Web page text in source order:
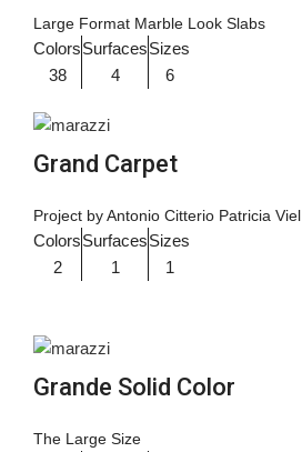
Large Format Marble Look Slabs
Colors
38
Surfaces
4
Sizes
6
Grand Carpet
Project by Antonio Citterio Patricia Viel
Colors
2
Surfaces
1
Sizes
1
Grande Solid Color
The Large Size